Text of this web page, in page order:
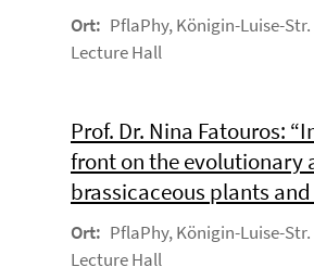
Ort: PflaPhy, Königin-Luise-
Lecture Hall
Prof. Dr. Nina Fatouros:
front on the evolutionary
brassicaceous plants
Ort: PflaPhy, Königin-Luise-
Lecture Hall